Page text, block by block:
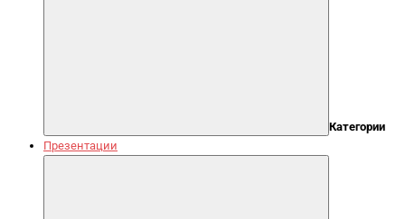
Категории
Презентации